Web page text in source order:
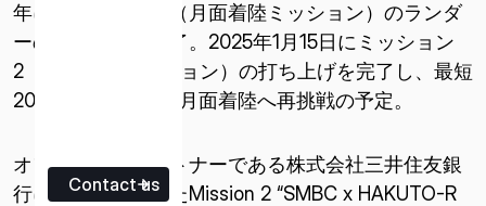
Contact us
年にミッション１（月面着陸ミッション）のランダ
ーの打ち上げを完了。2025年1月15日にミッション
2（月面探査ミッション）の打ち上げを完了し、最短
2025年6月6日に、月面着陸へ再挑戦の予定。
オフィシャルパートナーである株式会社三井住友銀
行により命名されたMission 2 “SMBC x HAKUTO-R